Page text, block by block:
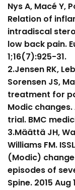
Nys A, Macé Y,
Relation of
intradiscal
low back pain.
1;16(7):925-31.
2.Jensen RK,
Sorensen JS,
treatment for
Modic
trial. BMC
3.Määttä JH,
Williams FM.
(Modic)
episodes of
Spine. 2015 Aug